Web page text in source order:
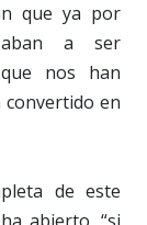
que ya por
a ser
nos han
convertido en
de este